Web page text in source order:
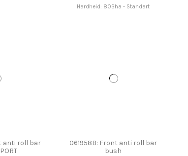
Hardheid: 80Sha - Standart
anti roll bar
061958B: Front anti roll bar
bush